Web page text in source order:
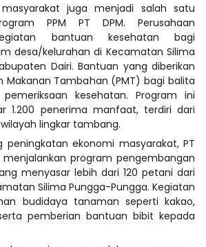
juga menjadi salah satu
PPM PT DPM. Perusahaan
bantuan kesehatan bagi
desa/kelurahan di Kecamatan Silima
Dairi. Bantuan yang diberikan
Makanan Tambahan (PMT) bagi balita
kesehatan. Program ini
1.200 penerima manfaat, terdiri dari
lingkar tambang.
peningkatan ekonomi masyarakat, PT
menjalankan program pengembangan
menyasar lebih dari 120 petani dari
Silima Pungga-Pungga. Kegiatan
budidaya tanaman seperti kakao,
pemberian bantuan bibit kepada